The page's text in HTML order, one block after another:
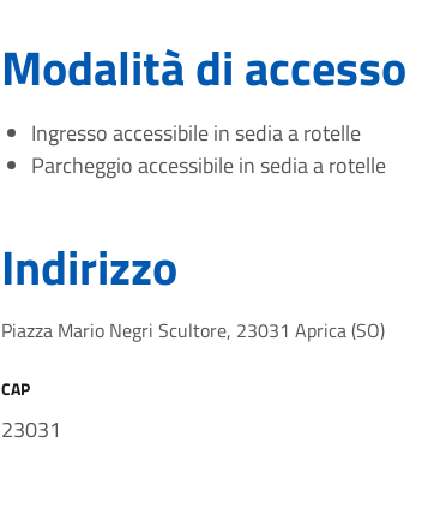
Modalità di accesso
Ingresso accessibile in sedia a rotelle
Parcheggio accessibile in sedia a rotelle
Indirizzo
Piazza Mario Negri Scultore, 23031 Aprica (SO)
CAP
23031